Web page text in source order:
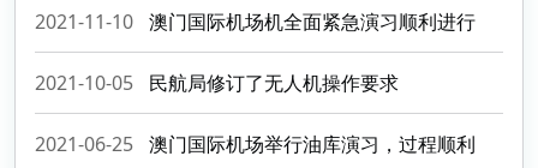
2021-11-10 澳门国际机场机全面紧急演习顺利进行
2021-10-05 民航局修订了无人机操作要求
2021-06-25 澳门国际机场举行油库演习，过程顺利